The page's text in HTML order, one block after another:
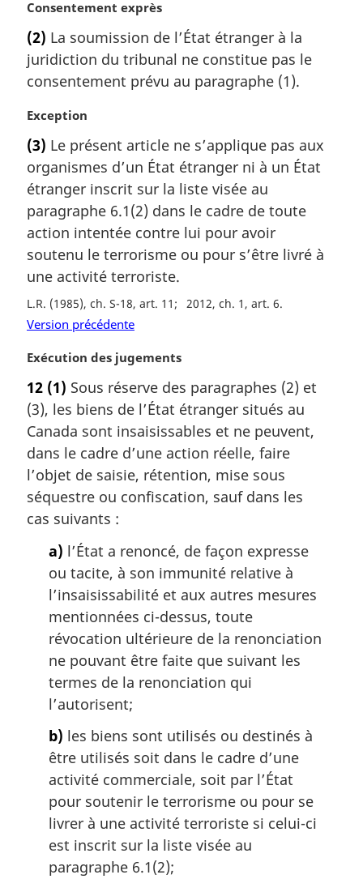
l
:
N
t
e
m
r
i
n
a
e
:
Consentement exprès
(2) La soumission de l’État étranger à la
juridiction du tribunal ne constitue pas le
consentement prévu au paragraphe (1).
N
t
e
m
a
r
g
i
n
l
e
Exception
(3) Le présent article ne s’applique pas aux
organismes d’un État étranger ni à un État
étranger inscrit sur la liste visée au
paragraphe 6.1(2) dans le cadre de toute
action intentée contre lui pour avoir
soutenu le terrorisme ou pour s’être livré à
une activité terroriste.
L.R. (1985), ch. S-18, art. 11 2012, ch. 1, art. 6
Version précédente
N
t
e
m
a
g
i
n
Exécution des jugements
12 (1) Sous réserve des paragraphes (2) et
(3), les biens de l’État étranger situés au
Canada sont insaisissables et ne peuvent,
dans le cadre d’une action réelle, faire
l’objet de saisie, rétention, mise sous
séquestre ou confiscation, sauf dans les
cas suivants :
a) l’État a renoncé, de façon expresse
ou tacite, à son immunité relative à
l’insaisissabilité et aux autres mesures
mentionnées ci-dessus, toute
révocation ultérieure de la renonciation
ne pouvant être faite que suivant les
termes de la renonciation qui
l’autorisent;
b) les biens sont utilisés ou destinés à
être utilisés soit dans le cadre d’une
activité commerciale, soit par l’État
pour soutenir le terrorisme ou pour se
livrer à une activité terroriste si celui-ci
est inscrit sur la liste visée au
paragraphe 6.1(2);